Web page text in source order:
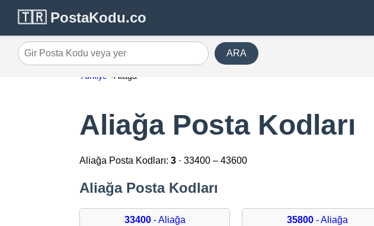
🇹🇷 PostaKodu.co
Gir Posta Kodu veya yer ARA
Türkiye Aliağa
Aliağa Posta Kodları
Aliağa Posta Kodları:3 · 33400 – 43600
Aliağa Posta Kodları
33400- Aliağa 35800- Aliağa